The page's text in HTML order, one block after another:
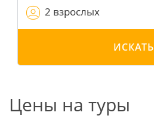
2 взрослых
ИСКАТЬ
Цены на туры